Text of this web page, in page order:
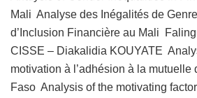
Mali Analyse des Inégalités de
d’Inclusion Financière au Mali
CISSE – Diakalidia KOUYATE
motivation à l’adhésion à la mutuelle
Faso Analysis of the motivating